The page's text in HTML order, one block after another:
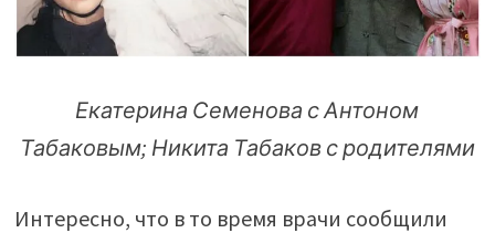
Екатерина Семенова с Антоном
Табаковым; Никита Табаков с родителями
Интересно, что в то время врачи сообщили